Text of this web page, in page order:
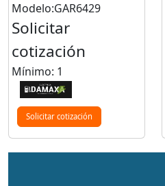
Modelo:GAR6429
Solicitar
cotización
Mínimo: 1
Solicitar cotización